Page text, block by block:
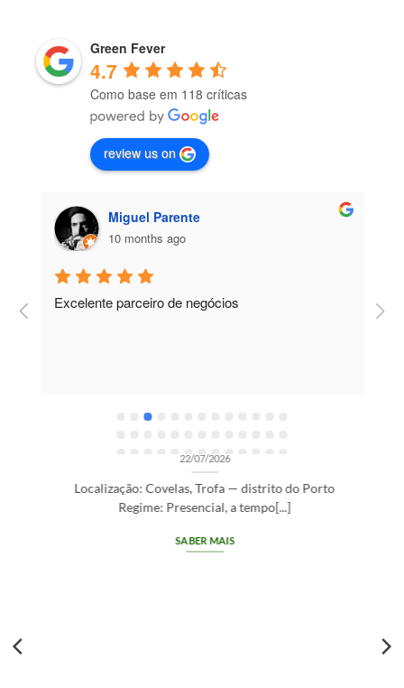
Green Fever
4.7
Como base em 118 críticas
review us on
Miguel Parente
10 months ago
Excelente parceiro de negócios
OPORTUNIDADES DE RECRUTAMENTO SEM CATEGORIA
22/07/2026
Localização: Covelas, Trofa — distrito do Porto
Regime: Presencial, a tempo[...]
SABER MAIS